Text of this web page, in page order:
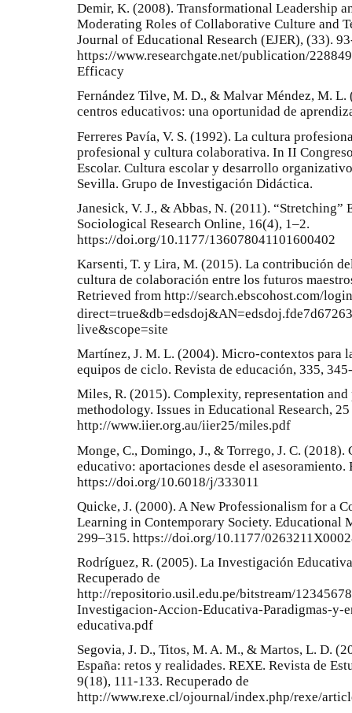
Demir, K. (2008). Transformational Leadership
Moderating Roles of Collaborative Culture and
Journal of Educational Research (EJER), (33).
https://www.researchgate.net/publication/
Efficacy
Fernández Tilve, M. D., & Malvar Méndez, M.
centros educativos: una oportunidad de
Ferreres Pavía, V. S. (1992). La cultura
profesional y cultura colaborativa. In II
Escolar. Cultura escolar y desarrollo
Sevilla. Grupo de Investigación Didáctica.
Janesick, V. J., & Abbas, N. (2011).
Sociological Research Online, 16(4), 1–2.
https://doi.org/10.1177/136078041101600402
Karsenti, T. y Lira, M. (2015). La contribución
cultura de colaboración entre los futuros
Retrieved from http://search.ebscohost.com/
live&scope=site
Martínez, J. M. L. (2004). Micro-contextos para
equipos de ciclo. Revista de educación, 335,
Miles, R. (2015). Complexity, representation and
methodology. Issues in Educational Research,
http://www.iier.org.au/iier25/miles.pdf
Monge, C., Domingo, J., & Torrego, J. C.
educativo: aportaciones desde el
https://doi.org/10.6018/j/333011
Quicke, J. (2000). A New Professionalism for a
Learning in Contemporary Society. Educational
299–315. https://doi.org/10.1177/
Rodríguez, R. (2005). La Investigación Educativa
Recuperado de
http://repositorio.usil.edu.pe/bitstream/
Investigacion-Accion-Educativa-Paradigmas-y-
educativa.pdf
Segovia, J. D., Titos, M. A. M., & Martos, L. D.
España: retos y realidades. REXE. Revista de
9(18), 111-133. Recuperado de
http://www.rexe.cl/ojournal/index.php/rexe/